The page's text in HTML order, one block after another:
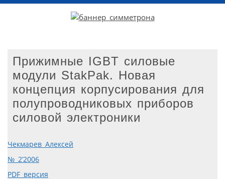
Прижимные IGBT силовые
модули StakPak. Новая
концепция корпусирования для
полупроводниковых приборов
силовой электроники
Чекмарев Алексей
№ 2’2006
PDF версия